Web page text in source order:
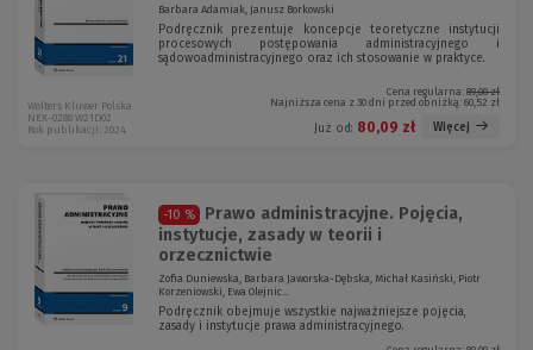
Barbara Adamiak, Janusz Borkowski
Podręcznik prezentuje koncepcje teoretyczne instytucji
procesowych postępowania administracyjnego i
sądowoadministracyjnego oraz ich stosowanie w praktyce.
Cena regularna: 89,00 zł
Najniższa cena z 30 dni przed obniżką: 60,52 zł
Już od: 80,09 zł Więcej
Wolters Kluwer Polska
NEX-0288 W21D02
Rok publikacji: 2024
-10 %
Prawo administracyjne. Pojęcia,
instytucje, zasady w teorii i
orzecznictwie
Zofia Duniewska, Barbara Jaworska-Dębska, Michał Kasiński, Piotr
Korzeniowski, Ewa Olejnic...
Podręcznik obejmuje wszystkie najważniejsze pojęcia,
zasady i instytucje prawa administracyjnego.